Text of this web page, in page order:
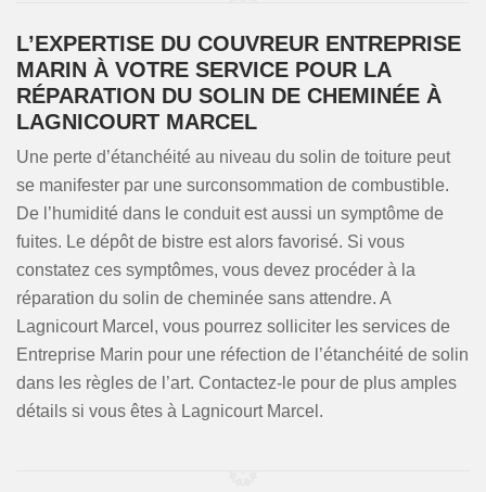
L’EXPERTISE DU COUVREUR ENTREPRISE
MARIN À VOTRE SERVICE POUR LA
RÉPARATION DU SOLIN DE CHEMINÉE À
LAGNICOURT MARCEL
Une perte d’étanchéité au niveau du solin de toiture peut
se manifester par une surconsommation de combustible.
De l’humidité dans le conduit est aussi un symptôme de
fuites. Le dépôt de bistre est alors favorisé. Si vous
constatez ces symptômes, vous devez procéder à la
réparation du solin de cheminée sans attendre. A
Lagnicourt Marcel, vous pourrez solliciter les services de
Entreprise Marin pour une réfection de l’étanchéité de solin
dans les règles de l’art. Contactez-le pour de plus amples
détails si vous êtes à Lagnicourt Marcel.